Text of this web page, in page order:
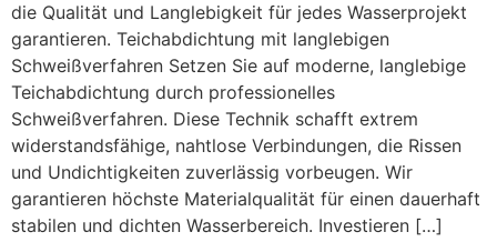
die Qualität und Langlebigkeit für jedes Wasserprojekt
garantieren. Teichabdichtung mit langlebigen
Schweißverfahren Setzen Sie auf moderne, langlebige
Teichabdichtung durch professionelles
Schweißverfahren. Diese Technik schafft extrem
widerstandsfähige, nahtlose Verbindungen, die Rissen
und Undichtigkeiten zuverlässig vorbeugen. Wir
garantieren höchste Materialqualität für einen dauerhaft
stabilen und dichten Wasserbereich. Investieren […]